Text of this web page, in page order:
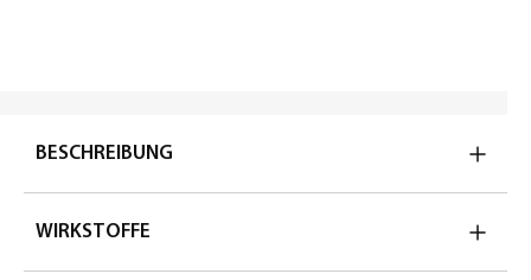
BESCHREIBUNG
WIRKSTOFFE